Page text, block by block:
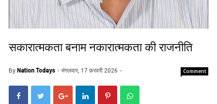
सकारात्मकता बनाम नकारात्मकता की राजनीति
By Nation Todays मंगलवार, 17 फ़रवरी 2026 Comment